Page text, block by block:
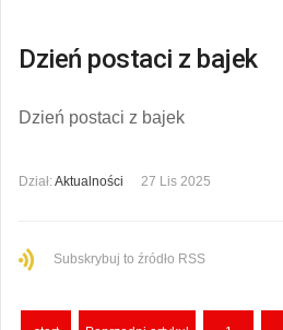
Dzień postaci z bajek
Dzień postaci z bajek
Dział:Aktualności 27 Lis 2025
Subskrybuj to źródło RSS